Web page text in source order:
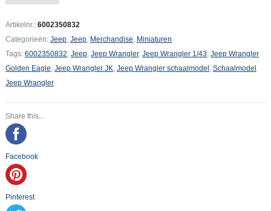
JK
Golden
Eagle
aantal
Artikelnr.: 6002350832
Categorieën: Jeep, Jeep, Merchandise Miniaturen
Tags: 6002350832 Jeep, Jeep Wrangler, Jeep Wrangler 1/43, Jeep Wrangler
Golden Eagle Jeep Wrangler JK Jeep Wrangler schaalmodel Schaalmodel
Jeep Wrangler
Share this...
Facebook
Pinterest